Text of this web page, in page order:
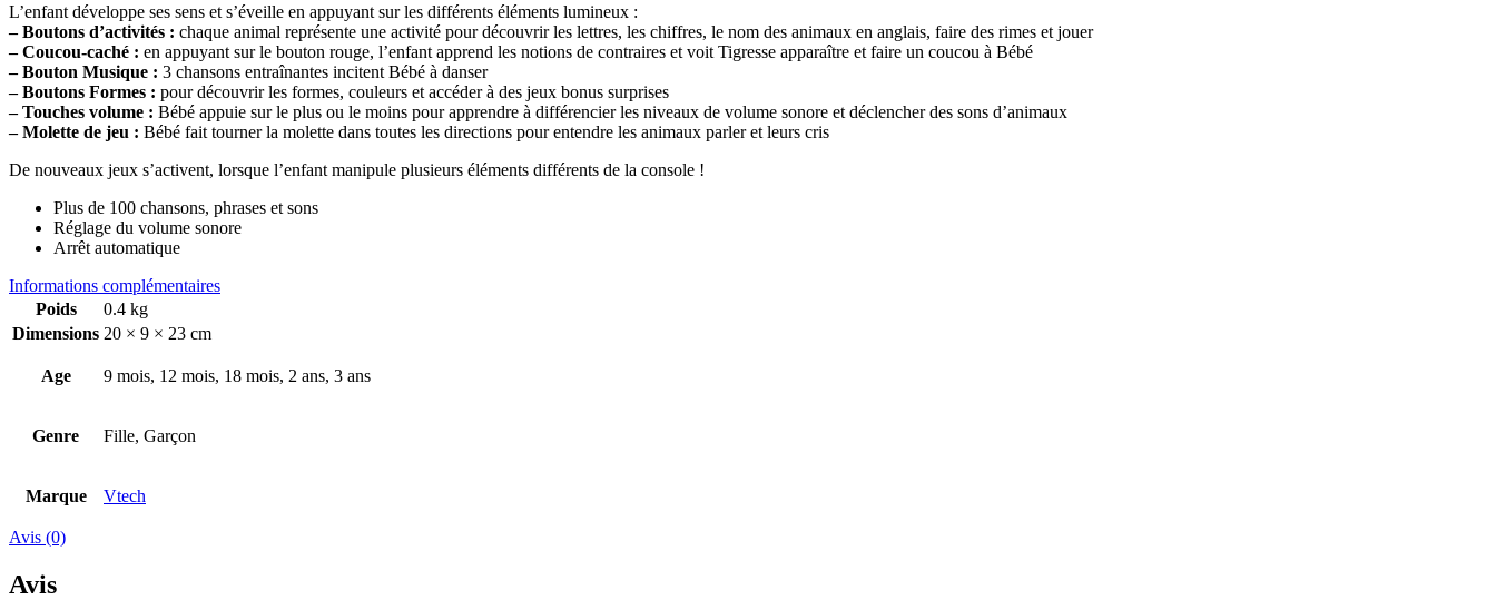
L’enfant développe ses sens et s’éveille en appuyant sur les différents éléments lumineux :
– Boutons d’activités : chaque animal représente une activité pour découvrir les lettres, les chiffres, le nom des animaux en anglais, faire des rimes et jouer
– Coucou-caché : en appuyant sur le bouton rouge, l’enfant apprend les notions de contraires et voit Tigresse apparaître et faire un coucou à Bébé
– Bouton Musique : 3 chansons entraînantes incitent Bébé à danser
– Boutons Formes : pour découvrir les formes, couleurs et accéder à des jeux bonus surprises
– Touches volume : Bébé appuie sur le plus ou le moins pour apprendre à différencier les niveaux de volume sonore et déclencher des sons d’animaux
– Molette de jeu : Bébé fait tourner la molette dans toutes les directions pour entendre les animaux parler et leurs cris
De nouveaux jeux s’activent, lorsque l’enfant manipule plusieurs éléments différents de la console !
Plus de 100 chansons, phrases et sons
Réglage du volume sonore
Arrêt automatique
Informations complémentaires
Poids
0.4 kg
Dimensions 20 × 9 × 23 cm
Age 9 mois, 12 mois, 18 mois, 2 ans, 3 ans
Genre Fille, Garçon
Marque Vtech
Avis (0)
Avis